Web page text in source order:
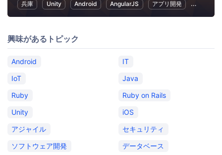
兵庫
Unity Android AngularJS アプリ開発 VR
興味があるトピック
Android
IT
IoT
Java
Ruby
Ruby on Rails
Unity
iOS
アジャイル
セキュリティ
ソフトウェア開発
データベース